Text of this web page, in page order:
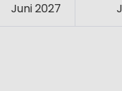
Juni 2027